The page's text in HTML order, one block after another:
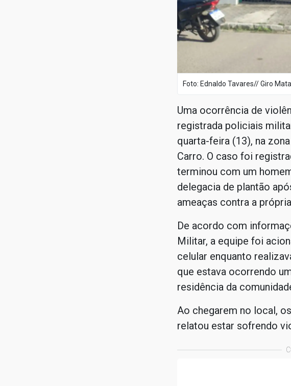
Foto: Ednaldo Tavares// Giro
Uma ocorrência de
registrada policiais
quarta-feira (13), na
Carro. O caso foi
terminou com um
delegacia de plantão
ameaças contra a
De acordo com
Militar, a equipe foi
celular enquanto
que estava ocorrendo
residência da
Ao chegarem no local,
relatou estar sofrendo